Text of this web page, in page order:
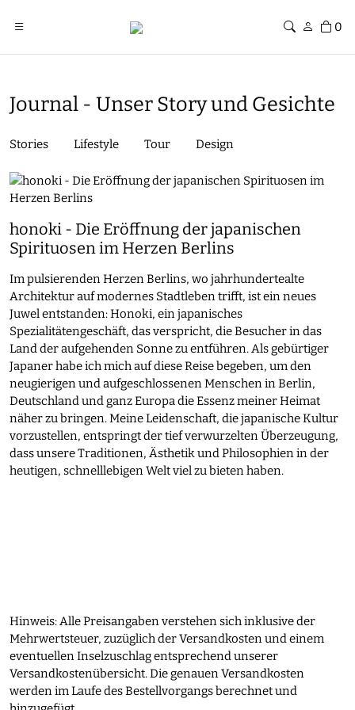
0
Journal - Unser Story und Gesichte
Stories Lifestyle Tour Design
honoki - Die Eröffnung der japanischen
Spirituosen im Herzen Berlins
Im pulsierenden Herzen Berlins, wo jahrhundertealte
Architektur auf modernes Stadtleben trifft, ist ein neues
Juwel entstanden: Honoki, ein japanisches
Spezialitätengeschäft, das verspricht, die Besucher in das
Land der aufgehenden Sonne zu entführen. Als gebürtiger
Japaner habe ich mich auf diese Reise begeben, um den
neugierigen und aufgeschlossenen Menschen in Berlin,
Deutschland und ganz Europa die Essenz meiner Heimat
näher zu bringen. Meine Leidenschaft, die japanische Kultur
vorzustellen, entspringt der tief verwurzelten Überzeugung,
dass unsere Traditionen, Ästhetik und Philosophien in der
heutigen, schnelllebigen Welt viel zu bieten haben.
Hinweis: Alle Preisangaben verstehen sich inklusive der
Mehrwertsteuer, zuzüglich der Versandkosten und einem
eventuellen Inselzuschlag entsprechend unserer
Versandkostenübersicht. Die genauen Versandkosten
werden im Laufe des Bestellvorgangs berechnet und